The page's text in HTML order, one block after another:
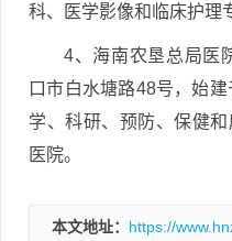
科、医学影像和临床护理
4、海南农垦总局医
口市白水塘路48号，始
学、科研、预防、保健
医院。
本文地址： https://